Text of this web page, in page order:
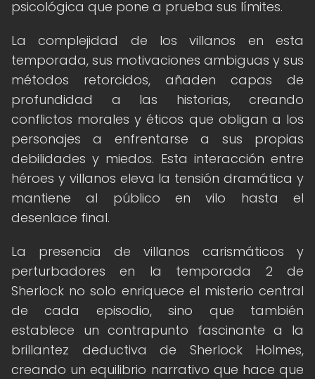
psicológica que pone a prueba sus límites.
La complejidad de los villanos en esta
temporada, sus motivaciones ambiguas y sus
métodos retorcidos, añaden capas de
profundidad a las historias, creando
conflictos morales y éticos que obligan a los
personajes a enfrentarse a sus propias
debilidades y miedos. Esta interacción entre
héroes y villanos eleva la tensión dramática y
mantiene al público en vilo hasta el
desenlace final.
La presencia de villanos carismáticos y
perturbadores en la temporada 2 de
Sherlock no solo enriquece el misterio central
de cada episodio, sino que también
establece un contrapunto fascinante a la
brillantez deductiva de Sherlock Holmes,
creando un equilibrio narrativo que hace que